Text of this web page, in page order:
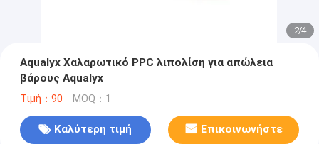
2/4
Aqualyx Χαλαρωτικό PPC λιπολίση για απώλεια
βάρους Aqualyx
Τιμή：90 MOQ：1
Καλύτερη τιμή Επικοινωνήστε